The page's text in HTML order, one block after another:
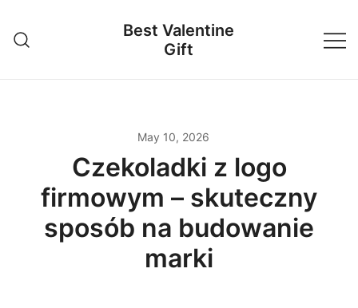
content
Best Valentine
Gift
May 10, 2026
Czekoladki z logo
firmowym – skuteczny
sposób na budowanie
marki